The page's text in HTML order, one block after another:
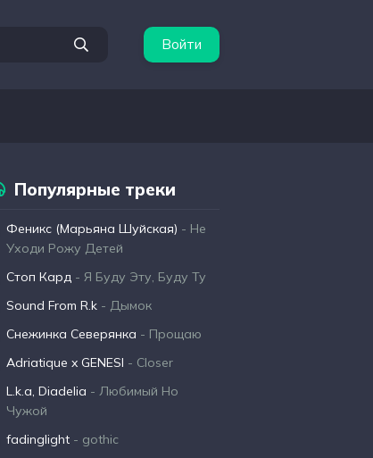
Войти
Популярные треки
Феникс (Марьяна Шуйская) - Не
Уходи Рожу Детей
Стоп Кард - Я Буду Эту, Буду Ту
Sound From R.k - Дымок
Снежинка Северянка - Прощаю
Adriatique x GENESI - Closer
L.k.a, Diadelia - Любимый Но
Чужой
fadinglight - gothic